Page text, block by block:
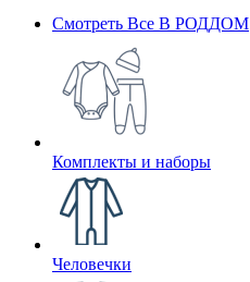
Смотреть Все В РОДДОМ
Комплекты и наборы
Человечки